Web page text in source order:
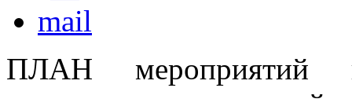
ПЛАН мероприятий